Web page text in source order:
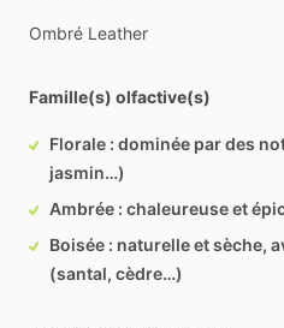
Ombré Leather
Famille(s) olfactive(s)
Florale : dominée par des
jasmin…)
Ambrée : chaleureuse et
Boisée : naturelle et sèche,
(santal, cèdre…)